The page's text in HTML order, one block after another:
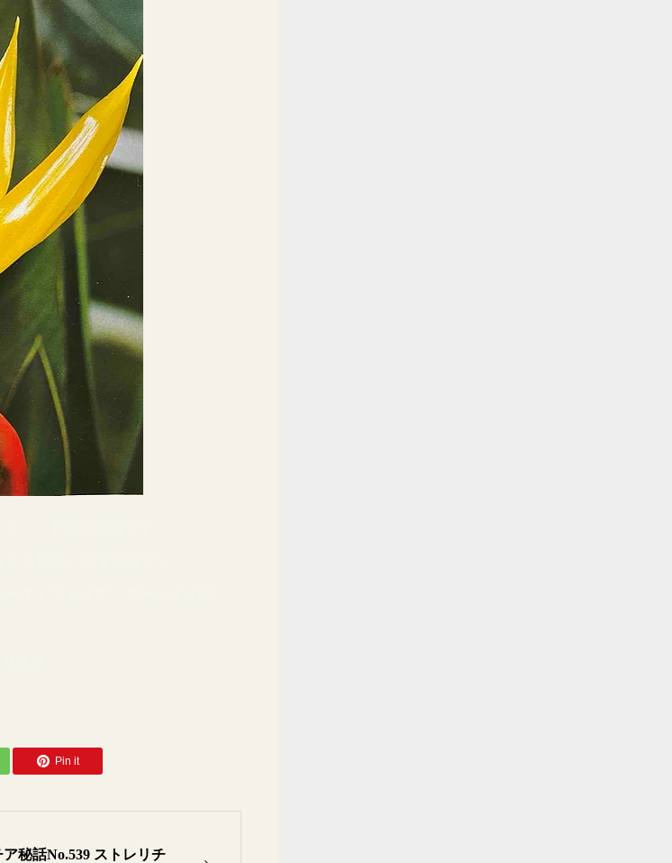
Pin it
秘話No.539 ストレリチ